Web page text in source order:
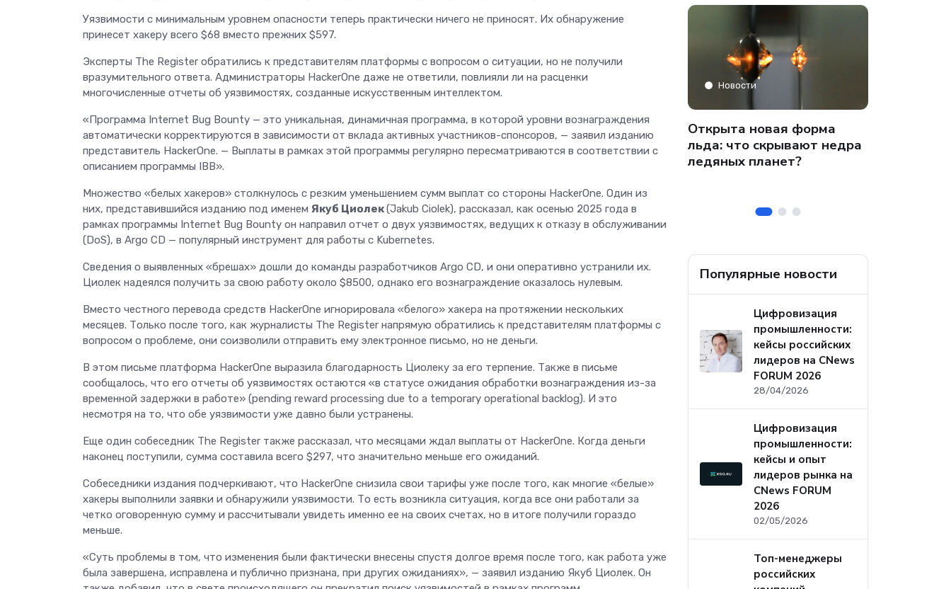
Уязвимости с минимальным уровнем опасности теперь практически ничего не приносят. Их обнаружение
принесет хакеру всего $68 вместо прежних $597.
Эксперты The Register обратились к представителям платформы с вопросом о ситуации, но не получили
вразумительного ответа. Администраторы HackerOne даже не ответили, повлияли ли на расценки
многочисленные отчеты об уязвимостях, созданные искусственным интеллектом.
«Программа Internet Bug Bounty — это уникальная, динамичная программа, в которой уровни вознаграждения
автоматически корректируются в зависимости от вклада активных участников-спонсоров, — заявил изданию
представитель HackerOne. — Выплаты в рамках этой программы регулярно пересматриваются в соответствии с
описанием программы IBB».
Множество «белых хакеров» столкнулось с резким уменьшением сумм выплат со стороны HackerOne. Один из
них, представившийся изданию под именем Якуб Циолек(Jakub Ciolek), рассказал, как осенью 2025 года в
рамках программы Internet Bug Bounty он направил отчет о двух уязвимостях, ведущих к отказу в обслуживании
(DoS), в Argo CD — популярный инструмент для работы с Kubernetes.
Сведения о выявленных «брешах» дошли до команды разработчиков Argo CD, и они оперативно устранили их.
Циолек надеялся получить за свою работу около $8500, однако его вознаграждение оказалось нулевым.
Вместо честного перевода средств HackerOne игнорировала «белого» хакера на протяжении нескольких
месяцев. Только после того, как журналисты The Register напрямую обратились к представителям платформы с
вопросом о проблеме, они соизволили отправить ему электронное письмо, но не деньги.
В этом письме платформа HackerOne выразила благодарность Циолеку за его терпение. Также в письме
сообщалось, что его отчеты об уязвимостях остаются «в статусе ожидания обработки вознаграждения из-за
временной задержки в работе» (pending reward processing due to a temporary operational backlog). И это
несмотря на то, что обе уязвимости уже давно были устранены.
Еще один собеседник The Register также рассказал, что месяцами ждал выплаты от HackerOne. Когда деньги
наконец поступили, сумма составила всего $297, что значительно меньше его ожиданий.
Собеседники издания подчеркивают, что HackerOne снизила свои тарифы уже после того, как многие «белые»
хакеры выполнили заявки и обнаружили уязвимости. То есть возникла ситуация, когда все они работали за
четко оговоренную сумму и рассчитывали увидеть именно ее на своих счетах, но в итоге получили гораздо
меньше.
«Суть проблемы в том, что изменения были фактически внесены спустя долгое время после того, как работа уже
была завершена, исправлена и публично признана, при других ожиданиях», — заявил изданию Якуб Циолек. Он
Телеком
Больше не «ловите» только
на вокзалах: «МегаФон»
прокачал интернет на
Вод до Кисловодска
Новости
Открыта новая форма
льда: что скрывают недра
ледяных планет?
Популярные новости
Цифровизация
промышленности:
кейсы российских
лидеров на CNews
FORUM 2026
28/04/2026
Цифровизация
промышленности:
кейсы и опыт
лидеров рынка на
CNews FORUM
2026
02/05/2026
Топ-менеджеры
российских